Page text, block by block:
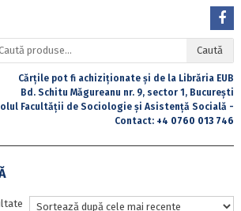
Caută
Cărțile pot fi achiziționate și de la Librăria EUB
Bd. Schitu Măgureanu nr. 9, sector 1, București
Facultății de Sociologie și Asistență Socială -
Contact: +4 0760 013 746
Sortat